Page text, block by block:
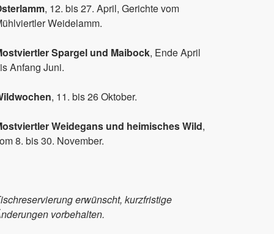
, 12. bis 27. April, Gerichte vom
Weidelamm.
Spargel und Maibock, Ende April
Anfang Juni.
, 11. bis 26 Oktober.
Weidegans und heimisches Wild,
8. bis 30. November.
erwünscht, kurzfristige
vorbehalten.